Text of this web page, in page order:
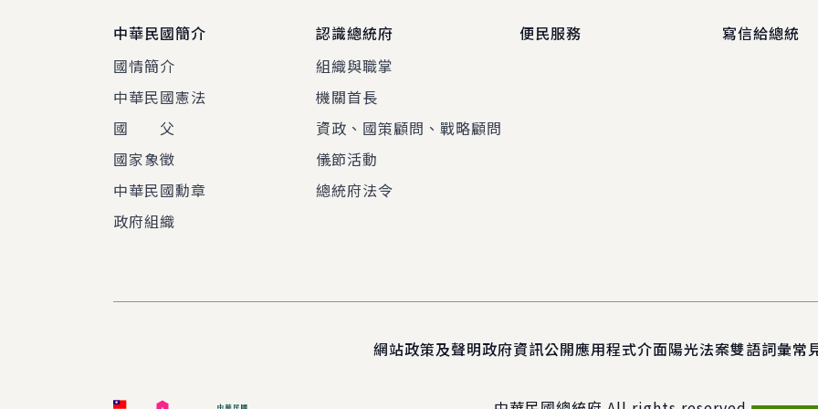
中華民國簡介
國情簡介
中華民國憲法
國 父
國家象徵
中華民國勳章
政府組織
認識總統府
組織與職掌
機關首長
資政、國策顧問、戰略顧問
儀節活動
總統府法令
便民服務 寫信給總統
網站政策及聲明政府資訊公開應用程式介面陽光法案雙語詞彙常